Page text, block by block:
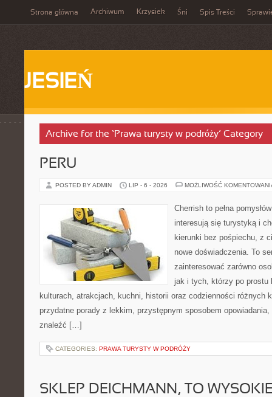
Strona główna Archiwum Krzysiek Śni Spis Treści
JESIEŃ
Archive for the ‘Prawa turysty w podróży’ Category
PERU
POSTED BY ADMIN LIP - 6 - 2026 MOŻLIWOŚĆ
Cherrish to pełna
interesują się turystyką i
kierunki bez pośpiechu, z
nowe doświadczenia. To
zainteresować zarówno
jak i tych, którzy po prostu
kulturach, atrakcjach, kuchni, historii oraz codzienności różnych
przydatne porady z lekkim, przystępnym sposobem
znaleźć […]
CATEGORIES: PRAWA TURYSTY W PODRÓŻY
SKLEP DEICHMANN, TO